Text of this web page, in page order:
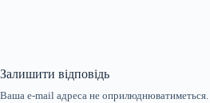
Залишити відповідь
Ваша e-mail адреса не оприлюднюватиметься.